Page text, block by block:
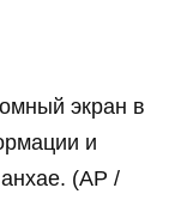
экран в
и
(AP /